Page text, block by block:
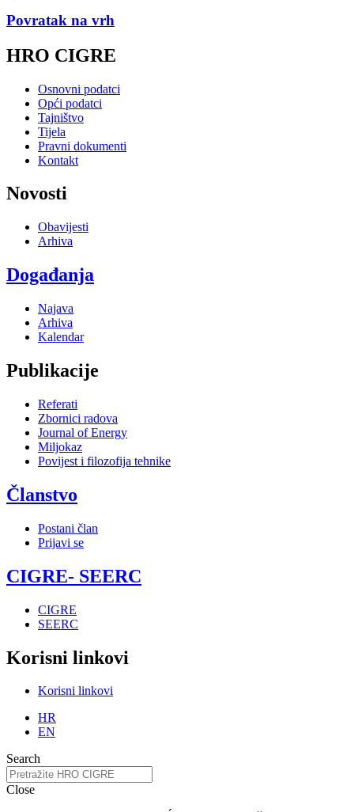
Povratak na vrh
HRO CIGRE
Osnovni podatci
Opći podatci
Tajništvo
Tijela
Pravni dokumenti
Kontakt
Novosti
Obavijesti
Arhiva
Događanja
Najava
Arhiva
Kalendar
Publikacije
Referati
Zbornici radova
Journal of Energy
Miljokaz
Povijest i filozofija tehnike
Članstvo
Postani član
Prijavi se
CIGRE- SEERC
CIGRE
SEERC
Korisni linkovi
Korisni linkovi
HR
EN
Search
Close